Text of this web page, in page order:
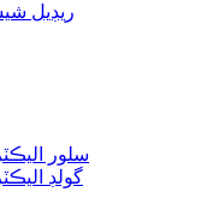
ريڊيل
سلور
گولڊ